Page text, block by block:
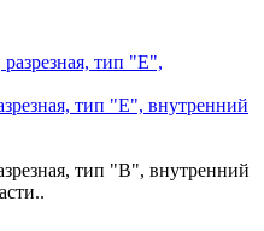
тип "Е", внутренний
тип "В", внутренний